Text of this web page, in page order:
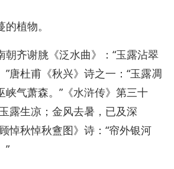
植物。
朝齐谢朓《泛水曲》：“玉露沾翠
唐杜甫《秋兴》诗之一：“玉露凋
峡气萧森。”《水浒传》第三十
露生凉；金风去暑，已及深
悼秋悼秋盦图》诗：“帘外银河
”